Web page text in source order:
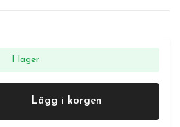
I lager
Lägg i korgen